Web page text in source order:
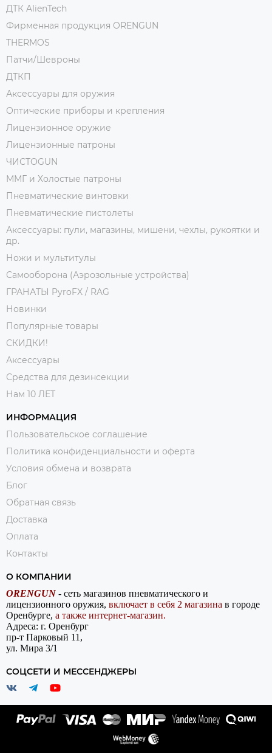
ДТК AlienTech
Фирменная продукция ORENGUN
THERMOS
Патчи/Шевроны
ДТКП
Аксессуары для оружия
Оптические приборы и крепления
Лицензионное оружие
Лицензионные патроны
ЧИСТОGUN
ММГ и Холостые патроны
Пневматические винтовки
Пневматические пистолеты
Аксессуары: пули, магазины, мишени, чехлы, рукоятки и
др.
Ножи и мультитулы
Самооборона (Аэрозольные устройства)
ГРАНАТЫ PyroFX / RAG
Новинки
Популярные товары
СКИДКИ!
Аксессуары
Средства для дезинсекции
Нам 10 ЛЕТ
ИНФОРМАЦИЯ
Пользовательское соглашение
Политика конфиденциальности и оферта
Условия обмена и возврата
Блог
Обратная связь
Доставка
Оплата
Контакты
О КОМПАНИИ
ORENGUN - сеть магазинов пневматического и
лицензионного оружия, включает в себя 2 магазина в городе
Оренбурге, а также интернет-магазин.
Адреса: г. Оренбург
пр-т Парковый 11,
ул. Мира 3/1
СОЦСЕТИ И МЕССЕНДЖЕРЫ